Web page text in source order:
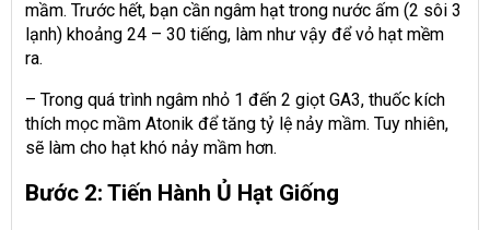
mầm. Trước hết, bạn cần ngâm hạt trong nước ấm (2 sôi 3
lạnh) khoảng 24 – 30 tiếng, làm như vậy để vỏ hạt mềm
ra.
– Trong quá trình ngâm nhỏ 1 đến 2 giọt GA3, thuốc kích
thích mọc mầm Atonik để tăng tỷ lệ nảy mầm. Tuy nhiên,
sẽ làm cho hạt khó nảy mầm hơn.
Bước 2: Tiến Hành Ủ Hạt Giống